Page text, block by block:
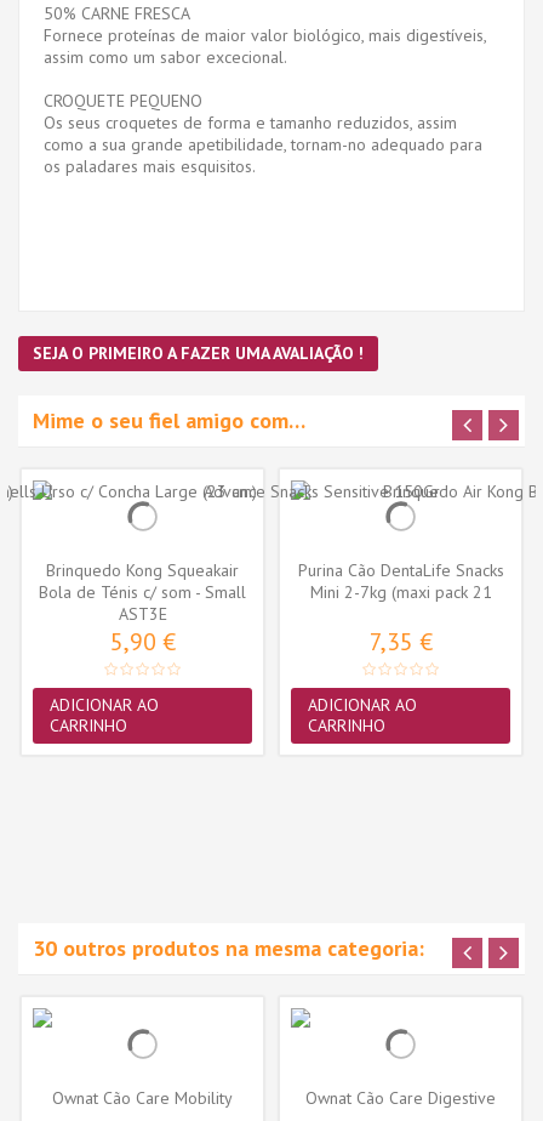
50% CARNE FRESCA
Fornece proteínas de maior valor biológico, mais digestíveis,
assim como um sabor excecional.
CROQUETE PEQUENO
Os seus croquetes de forma e tamanho reduzidos, assim
como a sua grande apetibilidade, tornam-no adequado para
os paladares mais esquisitos.
SEJA O PRIMEIRO A FAZER UMA AVALIAÇÃO !
Mime o seu fiel amigo com…
Brinquedo Kong Squeakair
Bola de Ténis c/ som - Small
-...
AST3E
5,90 €
ADICIONAR AO
CARRINHO
Purina Cão DentaLife Snacks
Mini 2-7kg (maxi pack 21
7,35 €
ADICIONAR AO
CARRINHO
30 outros produtos na mesma categoria:
Ownat Cão Care Mobility Ownat Cão Care Digestive